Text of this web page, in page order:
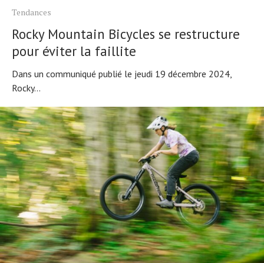
Tendances
Rocky Mountain Bicycles se restructure
pour éviter la faillite
Dans un communiqué publié le jeudi 19 décembre 2024,
Rocky...